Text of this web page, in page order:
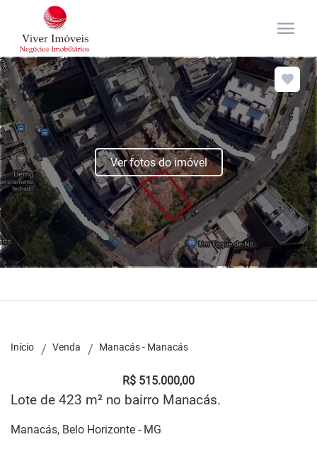
menu
Ver fotos do imóvel
Início Venda Manacás - Manacás
R$ 515.000,00
Lote de 423 m² no bairro Manacás.
Manacás, Belo Horizonte - MG